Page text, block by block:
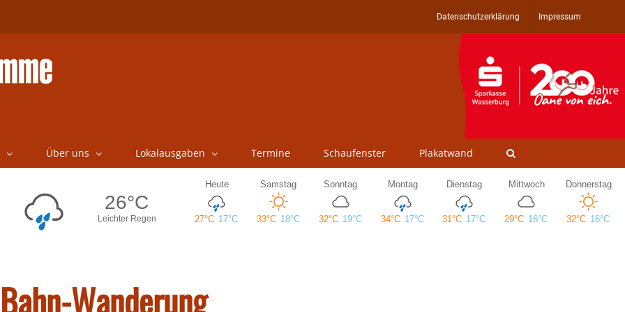
Datenschutzerklärung Impressum
Über uns Lokalausgaben Termine Schaufenster Plakatwand
Wanderung